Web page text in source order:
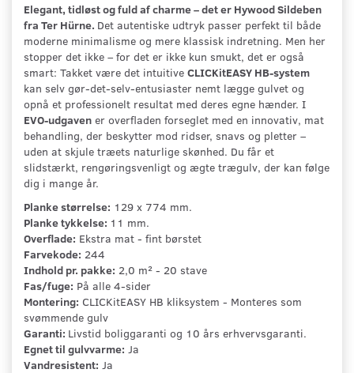
Elegant, tidløst og fuld af charme – det er Hywood Sildeben
fra Ter Hürne. Det autentiske udtryk passer perfekt til både
moderne minimalisme og mere klassisk indretning. Men her
stopper det ikke – for det er ikke kun smukt, det er også
smart: Takket være det intuitive CLICKitEASY HB-system
kan selv gør-det-selv-entusiaster nemt lægge gulvet og
opnå et professionelt resultat med deres egne hænder. I
EVO-udgaven er overfladen forseglet med en innovativ, mat
behandling, der beskytter mod ridser, snavs og pletter –
uden at skjule træets naturlige skønhed. Du får et
slidstærkt, rengøringsvenligt og ægte trægulv, der kan følge
dig i mange år.
Planke størrelse: 129 x 774 mm.
Planke tykkelse: 11 mm.
Overflade: Ekstra mat - fint børstet
Farvekode: 244
Indhold pr. pakke: 2,0 m² - 20 stave
Fas/fuge: På alle 4-sider
Montering: CLICKitEASY HB kliksystem - Monteres som
svømmende gulv
Garanti: Livstid boliggaranti og 10 års erhvervsgaranti.
Egnet til gulvvarme: Ja
Vandresistent: Ja